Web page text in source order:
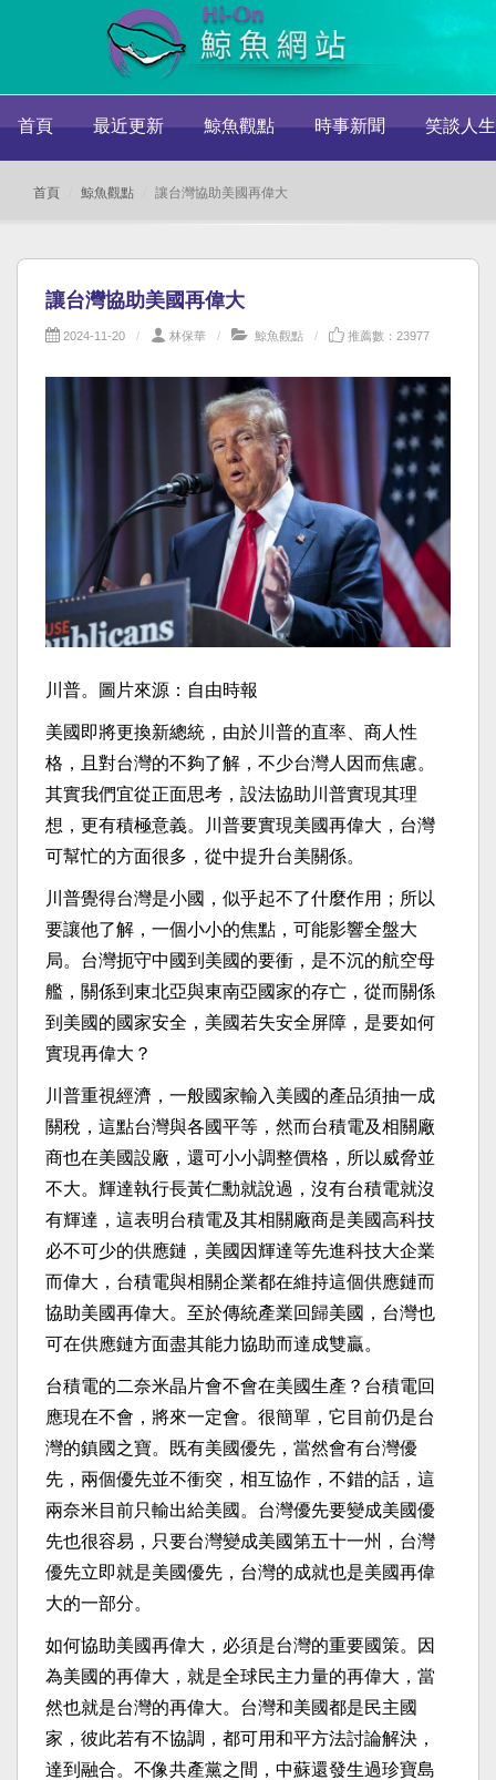
首頁 最近更新 鯨魚觀點 時事新聞 笑談人生
首頁 鯨魚觀點 讓台灣協助美國再偉大
讓台灣協助美國再偉大
2024-11-20 林保華 鯨魚觀點 推薦數：23977
川普。圖片來源：自由時報
美國即將更換新總統，由於川普的直率、商人性
格，且對台灣的不夠了解，不少台灣人因而焦慮。
其實我們宜從正面思考，設法協助川普實現其理
想，更有積極意義。川普要實現美國再偉大，台灣
可幫忙的方面很多，從中提升台美關係。
川普覺得台灣是小國，似乎起不了什麼作用；所以
要讓他了解，一個小小的焦點，可能影響全盤大
局。台灣扼守中國到美國的要衝，是不沉的航空母
艦，關係到東北亞與東南亞國家的存亡，從而關係
到美國的國家安全，美國若失安全屏障，是要如何
實現再偉大？
川普重視經濟，一般國家輸入美國的產品須抽一成
關稅，這點台灣與各國平等，然而台積電及相關廠
商也在美國設廠，還可小小調整價格，所以威脅並
不大。輝達執行長黃仁勳就說過，沒有台積電就沒
有輝達，這表明台積電及其相關廠商是美國高科技
必不可少的供應鏈，美國因輝達等先進科技大企業
而偉大，台積電與相關企業都在維持這個供應鏈而
協助美國再偉大。至於傳統產業回歸美國，台灣也
可在供應鏈方面盡其能力協助而達成雙贏。
台積電的二奈米晶片會不會在美國生產？台積電回
應現在不會，將來一定會。很簡單，它目前仍是台
灣的鎮國之寶。既有美國優先，當然會有台灣優
先，兩個優先並不衝突，相互協作，不錯的話，這
兩奈米目前只輸出給美國。台灣優先要變成美國優
先也很容易，只要台灣變成美國第五十一州，台灣
優先立即就是美國優先，台灣的成就也是美國再偉
大的一部分。
如何協助美國再偉大，必須是台灣的重要國策。因
為美國的再偉大，就是全球民主力量的再偉大，當
然也就是台灣的再偉大。台灣和美國都是民主國
家，彼此若有不協調，都可用和平方法討論解決，
達到融合。不像共產黨之間，中蘇還發生過珍寶島